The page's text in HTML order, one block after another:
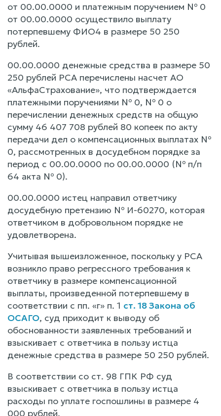
от 00.00.0000 и платежным поручением № 0
от 00.00.0000 осуществило выплату
потерпевшему ФИО4 в размере 50 250
рублей.
00.00.0000 денежные средства в размере 50
250 рублей РСА перечислены насчет АО
«АльфаСтрахование», что подтверждается
платежными поручениями № 0, № 0 о
перечислении денежных средств на общую
сумму 46 407 708 рублей 80 копеек по акту
передачи дел о компенсационных выплатах №
0, рассмотренных в досудебном порядке за
период с 00.00.0000 по 00.00.0000 (№ п/п
64 акта № 0).
00.00.0000 истец направил ответчику
досудебную претензию № И-60270, которая
ответчиком в добровольном порядке не
удовлетворена.
Учитывая вышеизложенное, поскольку у РСА
возникло право регрессного требования к
ответчику в размере компенсационной
выплаты, произведенной потерпевшему в
соответствии с пп. «г» п. 1 ст. 18 Закона об
ОСАГО, суд приходит к выводу об
обоснованности заявленных требований и
взыскивает с ответчика в пользу истца
денежные средства в размере 50 250 рублей.
В соответствии со ст. 98 ГПК РФ суд
взыскивает с ответчика в пользу истца
расходы по уплате госпошлины в размере 4
000 рублей.